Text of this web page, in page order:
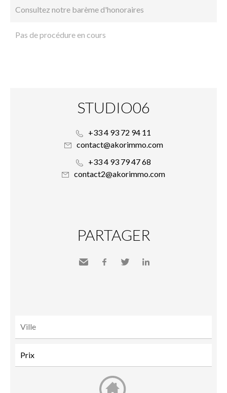
Consultez notre barème d'honoraires
Pas de procédure en cours
STUDIO06
+33 4 93 72 94 11
contact@akorimmo.com
+33 4 93 79 47 68
contact2@akorimmo.com
PARTAGER